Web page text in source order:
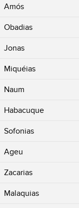
Amós
Obadias
Jonas
Miquéias
Naum
Habacuque
Sofonias
Ageu
Zacarias
Malaquias